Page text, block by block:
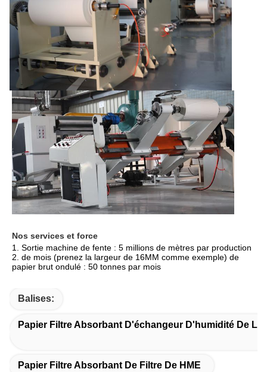
Nos services et force
1. Sortie machine de fente : 5 millions de mètres par production
2. de mois (prenez la largeur de 16MM comme exemple) de
papier brut ondulé : 50 tonnes par mois
Balises:
Papier Filtre Absorbant D'échangeur D'humidité De La
Papier Filtre Absorbant De Filtre De HME